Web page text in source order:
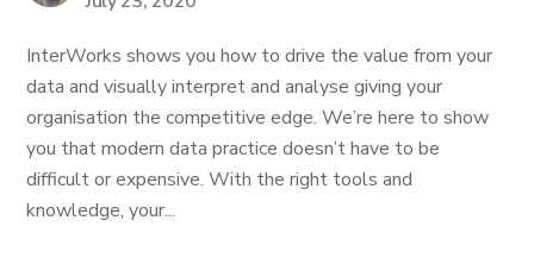
InterWorks shows you how to drive the value from your
data and visually interpret and analyse giving your
organisation the competitive edge. We’re here to show
you that modern data practice doesn’t have to be
difficult or expensive. With the right tools and
knowledge, your...